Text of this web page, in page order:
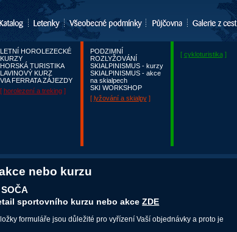
LETNÍ HOROLEZECKÉ
KURZY
HORSKÁ TURISTIKA
LAVINOVÝ KURZ
VIA FERRATA ZÁJEZDY
[ horolezení a treking]
PODZIMNÍ
ROZLYŽOVÁNÍ
SKIALPINISMUS - kurzy
SKIALPINISMUS - akce
na skialpech
SKI WORKSHOP
[ lyžování a skialpy]
[ cykloturistika]
nebo kurzu
sportovního kurzu nebo akceZDE
formuláře jsou důležité pro vyřízení Vaší objednávky a proto je